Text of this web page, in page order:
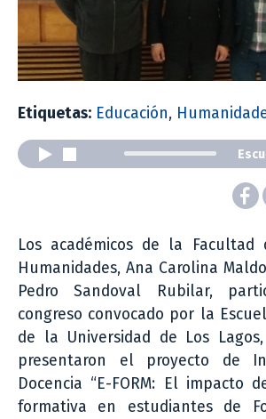
Etiquetas: Educación,
Los académicos de la Facultad
Humanidades, Ana Carolina
Pedro Sandoval Rubilar,
congreso convocado por la
de la Universidad de Los
presentaron el proyecto de
Docencia “E-FORM: El impacto
formativa en estudiantes de